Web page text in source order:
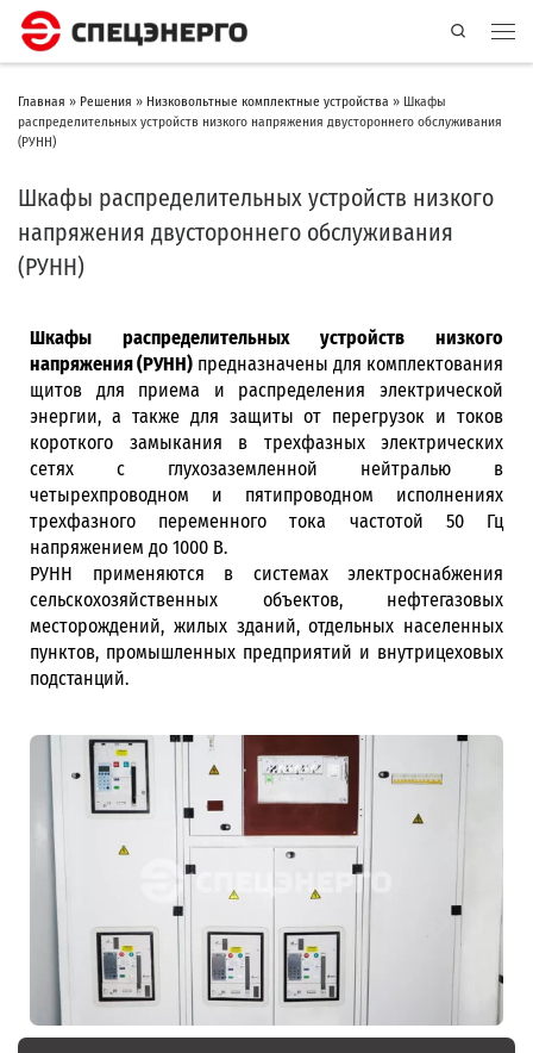
Search
Главная » Решения » Низковольтные комплектные устройства » Шкафы
распределительных устройств низкого напряжения двустороннего обслуживания
(РУНН)
Шкафы распределительных устройств низкого
напряжения двустороннего обслуживания
(РУНН)
Шкафы распределительных устройств низкого
напряжения (РУНН) предназначены для комплектования
щитов для приема и распределения электрической
энергии, а также для защиты от перегрузок и токов
короткого замыкания в трехфазных электрических
сетях с глухозаземленной нейтралью в
четырехпроводном и пятипроводном исполнениях
трехфазного переменного тока частотой 50 Гц
напряжением до 1000 В.
РУНН применяются в системах электроснабжения
сельскохозяйственных объектов, нефтегазовых
месторождений, жилых зданий, отдельных населенных
пунктов, промышленных предприятий и внутрицеховых
подстанций.